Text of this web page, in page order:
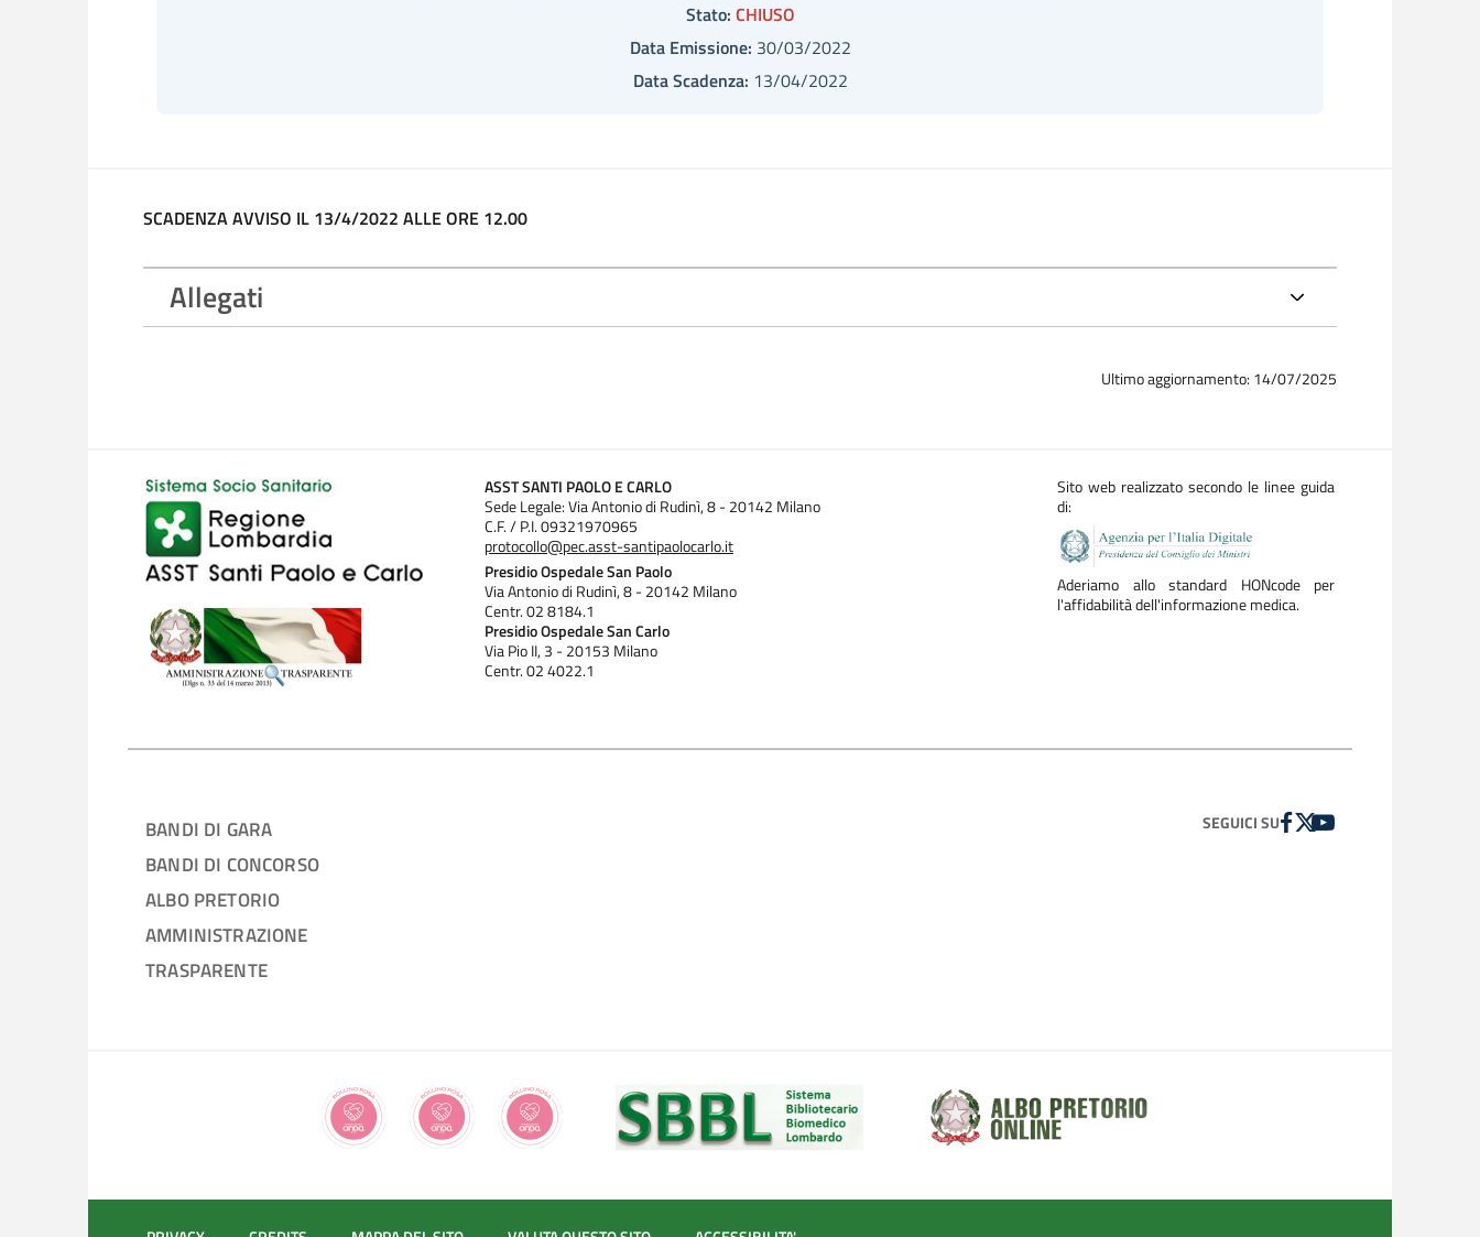
Stato: CHIUSO
Data Emissione: 30/03/2022
Data Scadenza: 13/04/2022
SCADENZA AVVISO IL 13/4/2022 ALLE ORE 12.00
Allegati
Ultimo aggiornamento: 14/07/2025
ASST SANTI PAOLO E CARLO
Sede Legale: Via Antonio di Rudinì, 8 - 20142 Milano
C.F. / P.I. 09321970965
protocollo@pec.asst-santipaolocarlo.it
Presidio Ospedale San Paolo
Via Antonio di Rudinì, 8 - 20142 Milano
Centr. 02 8184.1
Presidio Ospedale San Carlo
Via Pio II, 3 - 20153 Milano
Centr. 02 4022.1
Sito web realizzato secondo le linee guida
di:
Aderiamo allo standard HONcode per
l'affidabilità dell'informazione medica.
BANDI DI GARA
BANDI DI CONCORSO
ALBO PRETORIO
AMMINISTRAZIONE
TRASPARENTE
SEGUICI SUFACEBOOK
TWITTER
YOUTUBE